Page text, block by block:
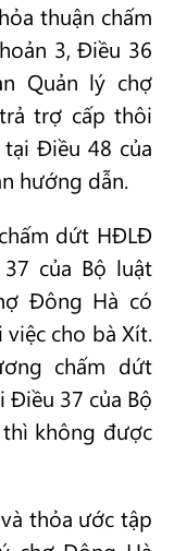
thuận chấm
3, Điều 36
Quản lý chợ
trợ cấp thôi
Điều 48 của
hướng dẫn.
dứt HĐLĐ
của Bộ luật
Đông Hà có
cho bà Xít.
chấm dứt
37 của Bộ
không được
thỏa ước tập